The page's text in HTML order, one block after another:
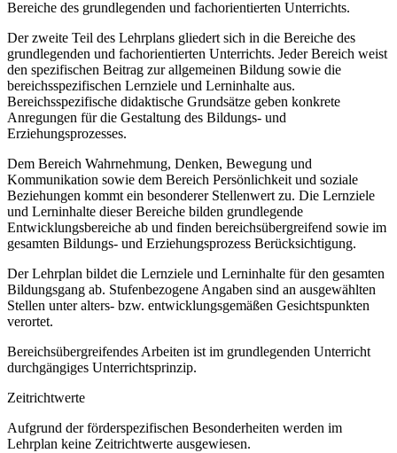
Bereiche des grundlegenden und fachorientierten Unterrichts.
Der zweite Teil des Lehrplans gliedert sich in die Bereiche des
grundlegenden und fachorientierten Unterrichts. Jeder Bereich weist
den spezifischen Beitrag zur allgemeinen Bildung sowie die
bereichsspezifischen Lernziele und Lerninhalte aus.
Bereichsspezifische didaktische Grundsätze geben konkrete
Anregungen für die Gestaltung des Bildungs- und
Erziehungsprozesses.
Dem Bereich Wahrnehmung, Denken, Bewegung und
Kommunikation sowie dem Bereich Persönlichkeit und soziale
Beziehungen kommt ein besonderer Stellenwert zu. Die Lernziele
und Lerninhalte dieser Bereiche bilden grundlegende
Entwicklungsbereiche ab und finden bereichsübergreifend sowie im
gesamten Bildungs- und Erziehungsprozess Berücksichtigung.
Der Lehrplan bildet die Lernziele und Lerninhalte für den gesamten
Bildungsgang ab. Stufenbezogene Angaben sind an ausgewählten
Stellen unter alters- bzw. entwicklungsgemäßen Gesichtspunkten
verortet.
Bereichsübergreifendes Arbeiten ist im grundlegenden Unterricht
durchgängiges Unterrichtsprinzip.
Zeitrichtwerte
Aufgrund der förderspezifischen Besonderheiten werden im
Lehrplan keine Zeitrichtwerte ausgewiesen.